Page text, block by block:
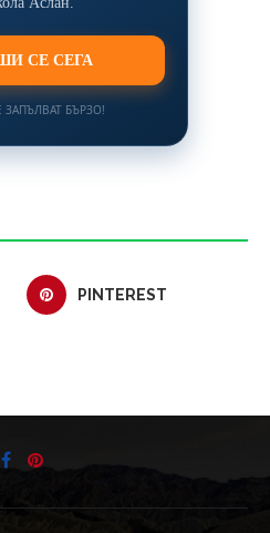
СЕ СЕГА
ЗАПЪЛВАТ БЪРЗО!
PINTEREST